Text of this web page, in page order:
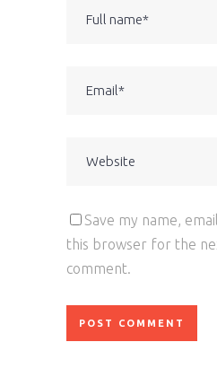
Save my name,
this browser for the
comment.